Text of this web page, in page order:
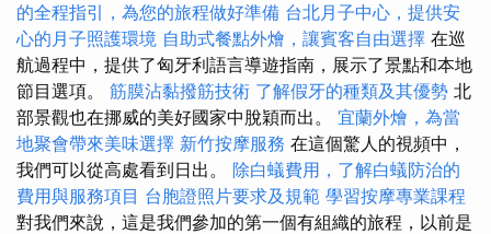
的全程指引，為您的旅程做好準備 台北月子中心，提供安
心的月子照護環境 自助式餐點外燴，讓賓客自由選擇 在巡
航過程中，提供了匈牙利語言導遊指南，展示了景點和本地
節目選項。 筋膜沾黏撥筋技術 了解假牙的種類及其優勢 北
部景觀也在挪威的美好國家中脫穎而出。 宜蘭外燴，為當
地聚會帶來美味選擇 新竹按摩服務 在這個驚人的視頻中，
我們可以從高處看到日出。 除白蟻費用，了解白蟻防治的
費用與服務項目 台胞證照片要求及規範 學習按摩專業課程
對我們來說，這是我們參加的第一個有組織的旅程，以前是